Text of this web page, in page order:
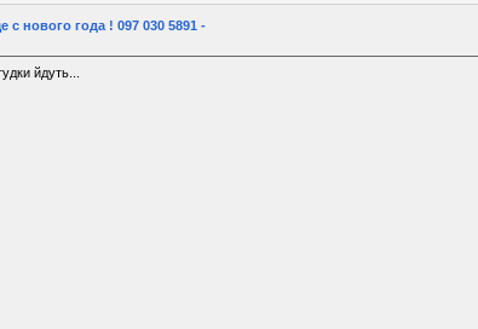
нового года ! 097 030 5891 -
йдуть...